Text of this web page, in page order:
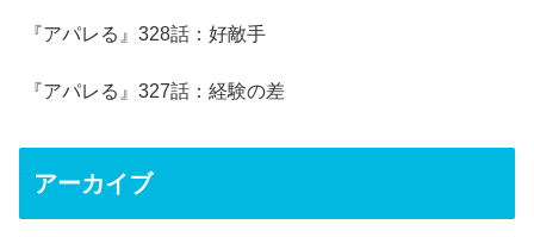
『アパレる』328話：好敵手
『アパレる』327話：経験の差
アーカイブ